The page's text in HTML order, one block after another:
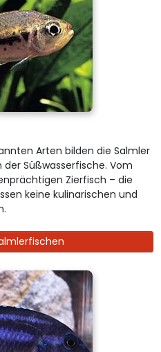
Arten bilden die Salmler
Süßwasserfische. Vom
Zierfisch – die
keine kulinarischen und